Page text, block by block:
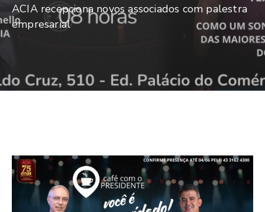
De
Pesquisa
Contato
ACIA recepciona novos associados com palestra
empresarial